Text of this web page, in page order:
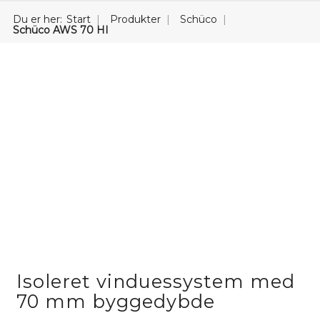
Du er her: Start Produkter
Schüco
Schüco AWS 70 HI
Isoleret vinduessystem med
70 mm byggedybde